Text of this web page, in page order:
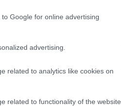
Google for online advertising
advertising.
related to analytics like cookies on
related to functionality of the website